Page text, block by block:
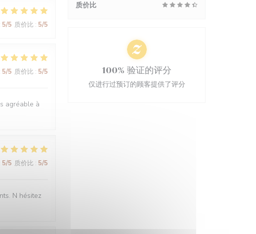
5/5 质价比 : 5/5
5/5 质价比 : 5/5
agréable à
5/5 质价比 : 5/5
N hésitez
质价比
100% 验证的评分
仅进行过预订的顾客提供了评分